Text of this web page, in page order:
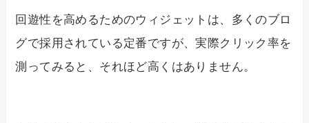
回遊性を高めるためのウィジェットは、多くのブロ
グで採用されている定番ですが、実際クリック率を
測ってみると、それほど高くはありません。